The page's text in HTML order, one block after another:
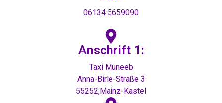
06134 5659090
Anschrift 1:
Taxi Muneeb
Anna-Birle-Straße 3
55252,Mainz-Kastel